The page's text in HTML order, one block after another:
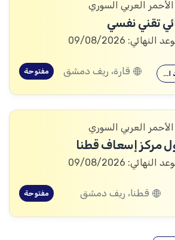
الأحمر العربي السوري
تقني نفسي
النهائي: 09/08/2026
الإرشاد النفسي قارة، ريف دمشق مفتوحة
الأحمر العربي السوري
مركز إسعاف قطنا
النهائي: 09/08/2026
قطنا، ريف دمشق مفتوحة